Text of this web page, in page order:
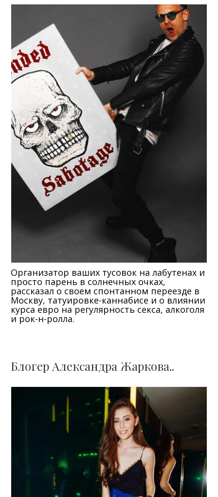
Организатор ваших тусовок на лабутенах и
просто парень в солнечных очках,
рассказал o своем спонтанном переезде в
Москву, татуировке-каннабисе и о влиянии
курса евро на регулярность секса, алкоголя
и рок-н-ролла.
Блогер Александра Жаркова..